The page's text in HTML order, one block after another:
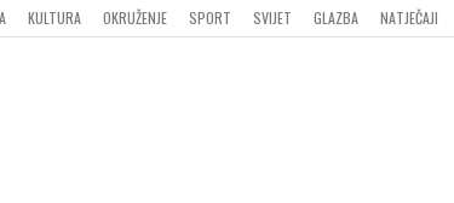
KULTURA OKRUŽENJE SPORT SVIJET GLAZBA
NATJEČAJI